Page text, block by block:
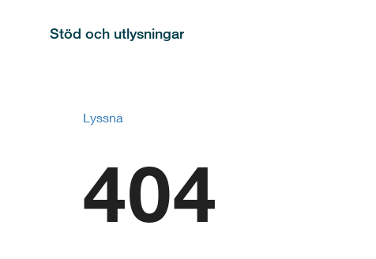
Stöd och utlysningar
Lyssna
404